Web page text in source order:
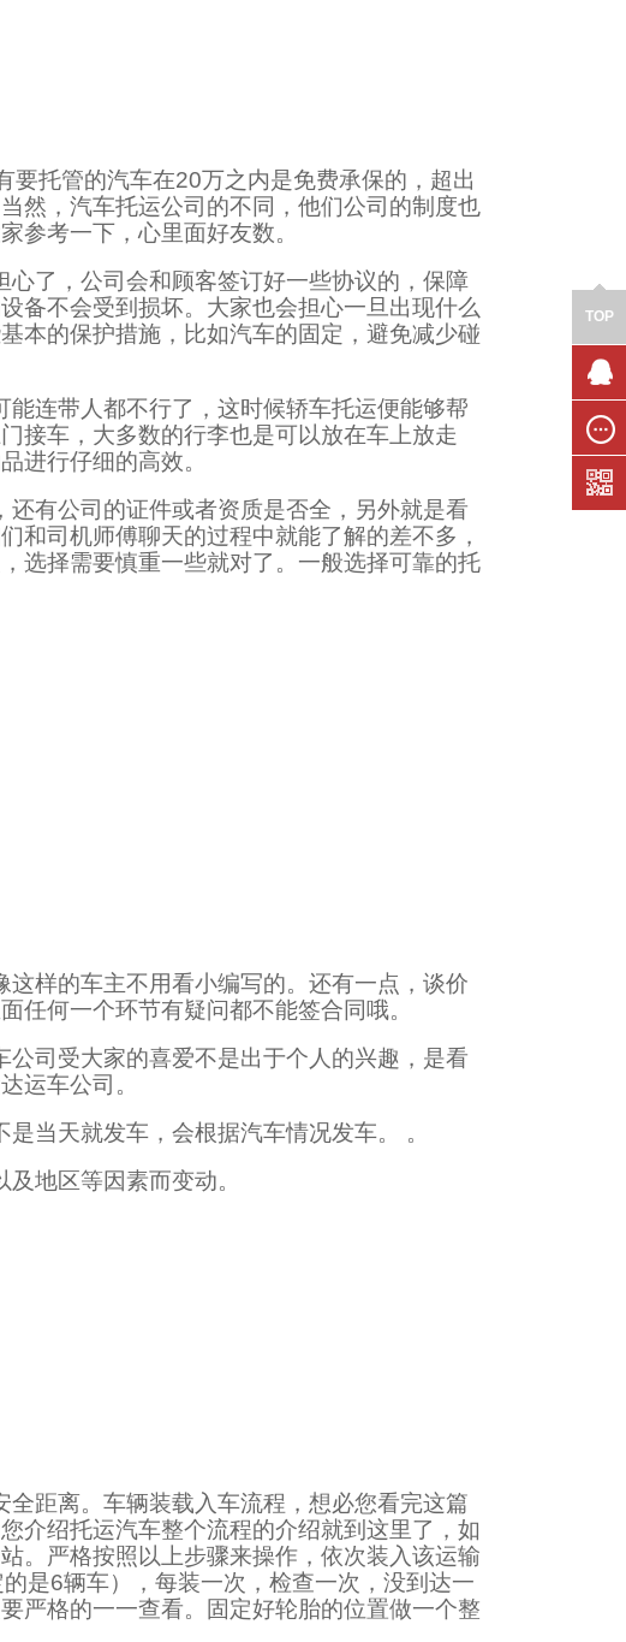
托管的汽车在20万之内是免费承保的，超出
然，汽车托运公司的不同，他们公司的制度也
参考一下，心里面好友数。
了，公司会和顾客签订好一些协议的，保障
备不会受到损坏。大家也会担心一旦出现什么
本的保护措施，比如汽车的固定，避免减少碰
连带人都不行了，这时候轿车托运便能够帮
接车，大多数的行李也是可以放在车上放走
进行仔细的高效。
有公司的证件或者资质是否全，另外就是看
和司机师傅聊天的过程中就能了解的差不多，
选择需要慎重一些就对了。一般选择可靠的托
样的车主不用看小编写的。还有一点，谈价
任何一个环节有疑问都不能签合同哦。
司受大家的喜爱不是出于个人的兴趣，是看
运车公司。
当天就发车，会根据汽车情况发车。 。
地区等因素而变动。
距离。车辆装载入车流程，想必您看完这篇
介绍托运汽车整个流程的介绍就到这里了，如
。严格按照以上步骤来操作，依次装入该运输
是6辆车），每装一次，检查一次，没到达一
严格的一一查看。固定好轮胎的位置做一个整
TOP
联系我
在线留